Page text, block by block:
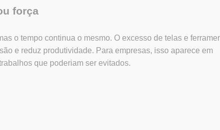
força
o tempo continua o mesmo. O excesso de telas e
e reduz produtividade. Para empresas, isso aparece em
que poderiam ser evitados.